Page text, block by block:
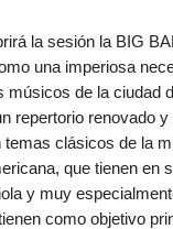
la sesión la BIG
una imperiosa
músicos de la ciudad
repertorio renovado
clásicos de la
que tienen en
y muy
como objetivo